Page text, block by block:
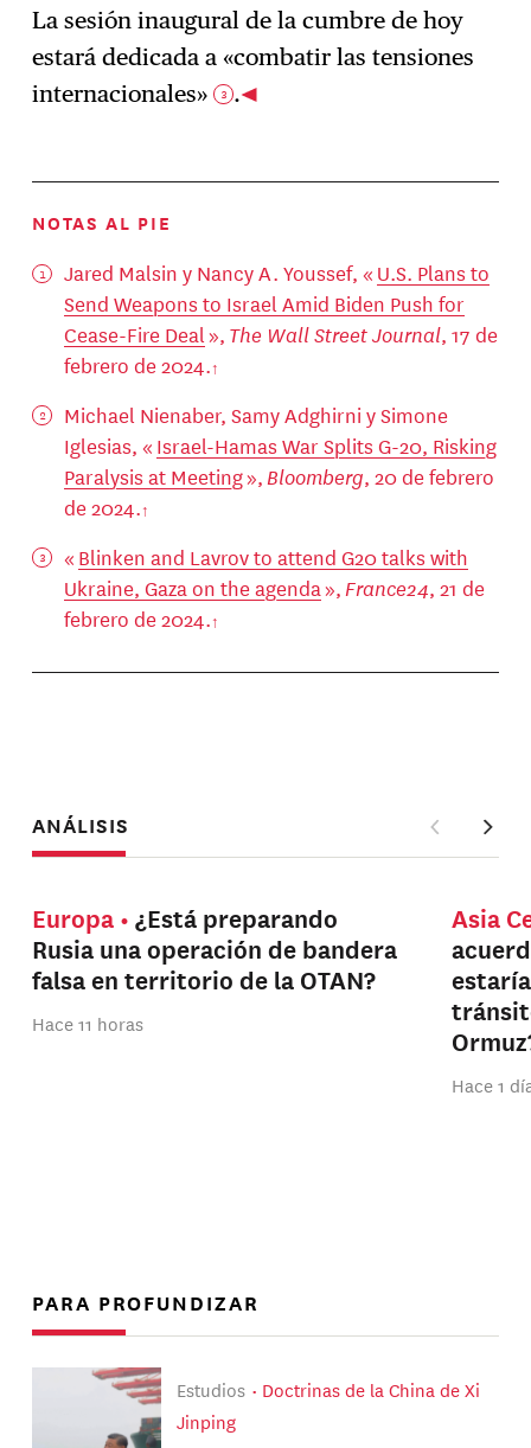
La sesión inaugural de la cumbre de hoy
estará dedicada a «combatir las tensiones
internacionales» 3 .
NOTAS AL PIE
Jared Malsin y Nancy A. Youssef, « U.S. Plans to
Send Weapons to Israel Amid Biden Push for
Cease-Fire Deal», The Wall Street Journal, 17 de
febrero de 2024.
Michael Nienaber, Samy Adghirni y Simone
Iglesias, « Israel-Hamas War Splits G-20, Risking
Paralysis at Meeting»,Bloomberg, 20 de febrero
de 2024.
« Blinken and Lavrov to attend G20 talks with
Ukraine, Gaza on the agenda»,France24, 21 de
febrero de 2024.
ANÁLISIS
Europa
¿Está preparando
Rusia una operación de bandera
falsa en territorio de la OTAN?
Hace 11 horas
Asia
Hace 1
PARA PROFUNDIZAR
Estudios
Doctrinas de la China de Xi
Jinping